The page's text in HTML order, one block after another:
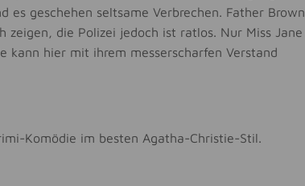
es geschehen seltsame Verbrechen. Father Brown
die Polizei jedoch ist ratlos. Nur Miss Jane
kann hier mit ihrem messerscharfen Verstand
Komödie im besten Agatha-Christie-Stil.